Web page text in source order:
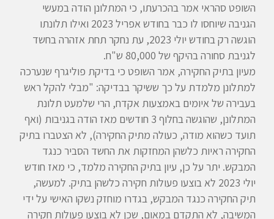
השופט סהראי אמר בהכרעתו, כי המתלונן הודה במעשי
הגניבה שיוחסו לו כבר בחודש אפריל 2023 ואילו תלונתו
הוגשה רק בחודש יולי 2023, עת נחקר תחת אזהרה בחשד
לגניבת סחורה בהיקף של 80,000 ש"ח.
מעיון בתיק החקירה, אמר השופט כי בדיקת פוליגרף שנערכה
למתלונן מלמדת על כך ששיקר בבדיקה: "מבלי להקל ראש
בעבירה של איומים באמצעות אקדח, הרי שלמעט תלונת
המתלונן, שהוגשה בחלוף 3 חודשים מאז הודה בגניבות (ואף
תועד כשהוא מודה, כעולה מתיק החקירה), לא הצטברו בתיק
החקירה ראיות כלשהן המחזקות את החשד הסביר כנגד
המבקש. יתר על כן, עיון בתיק החקירה מלמד, כי מאז חודש
יולי 2023 לא בוצעו פעולות חקירה כלשהן בתיק. למעשה,
תיק החקירה כנגד המבקש, בגדרו מוחזק נשקו האישי על ידי
המשיבה, לא התקדם במאום, שכן לא בוצעו פעולות חקירה